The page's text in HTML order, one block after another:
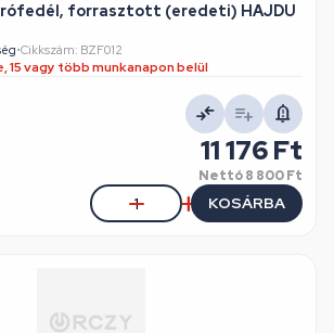
forrasztott (eredeti) HAJDU
•Cikkszám: BZF012
15 vagy több munkanapon belül
11 176 Ft
Nettó8 800 Ft
KOSÁRBA